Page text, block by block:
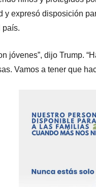
y expresó disposición
país.
jóvenes”, dijo Trump.
Vamos a tener que